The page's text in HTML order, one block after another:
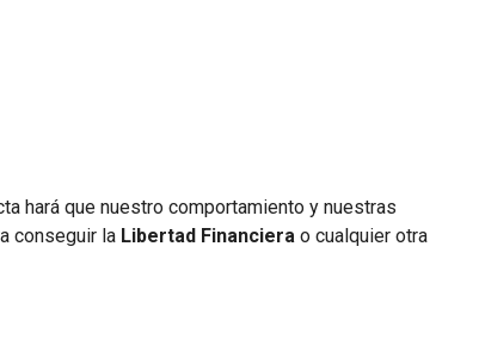
hará que nuestro comportamiento y nuestras
conseguir la Libertad Financiera o cualquier otra